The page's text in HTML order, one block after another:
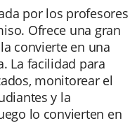
por los profesores
Ofrece una gran
convierte en una
La facilidad para
monitorear el
y la
lo convierten en